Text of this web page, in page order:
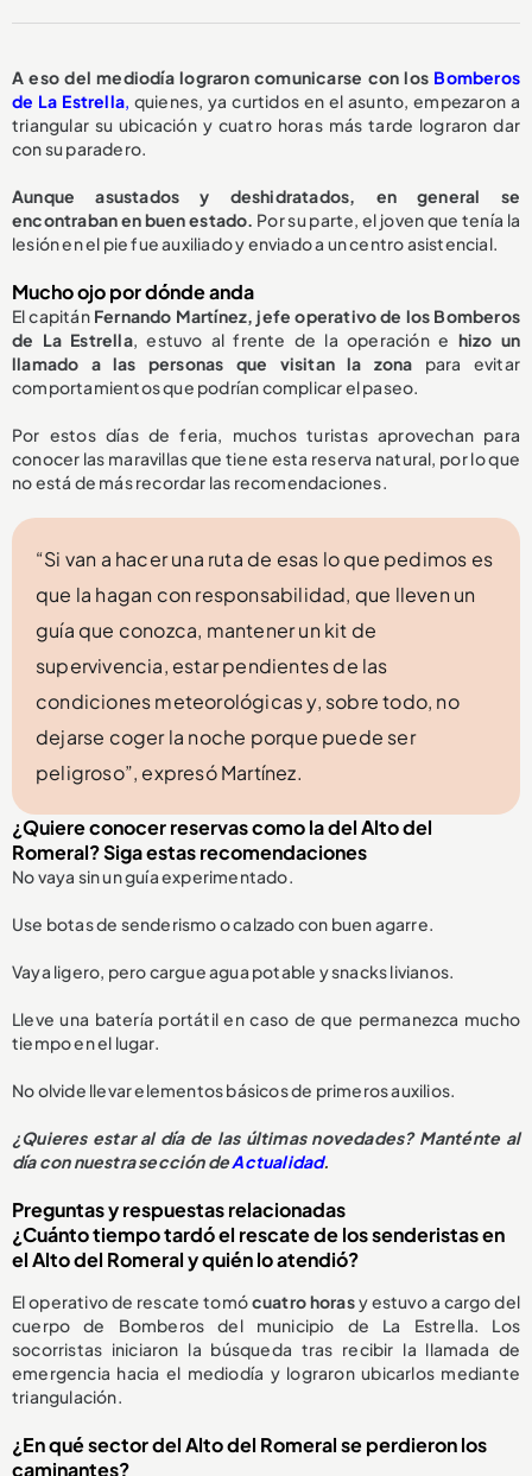
A eso del mediodía lograron comunicarse con los Bomberos
de La Estrella, quienes, ya curtidos en el asunto, empezaron a
triangular su ubicación y cuatro horas más tarde lograron dar
con su paradero.
Aunque asustados y deshidratados, en general se
encontraban en buen estado. Por su parte, el joven que tenía la
lesión en el pie fue auxiliado y enviado a un centro asistencial.
Mucho ojo por dónde anda
El capitánFernando Martínez, jefe operativo de los Bomberos
de La Estrella, estuvo al frente de la operación e hizo un
llamado a las personas que visitan la zona para evitar
comportamientos que podrían complicar el paseo.
Por estos días de feria, muchos turistas aprovechan para
conocer las maravillas que tiene esta reserva natural, por lo que
no está de más recordar las recomendaciones.
“Si van a hacer una ruta de esas lo que pedimos es
que la hagan con responsabilidad, que lleven un
guía que conozca, mantener un kit de
supervivencia, estar pendientes de las
condiciones meteorológicas y, sobre todo, no
dejarse coger la noche porque puede ser
peligroso”, expresó Martínez.
¿Quiere conocer reservas como la del Alto del
Romeral? Siga estas recomendaciones
No vaya sin un guía experimentado.
Use botas de senderismo o calzado con buen agarre.
Vaya ligero, pero cargue agua potable y snacks livianos.
Lleve una batería portátil en caso de que permanezca mucho
tiempo en el lugar.
No olvide llevar elementos básicos de primeros auxilios.
¿Quieres estar al día de las últimas novedades? Manténte al
día con nuestra sección deActualidad.
Preguntas y respuestas relacionadas
¿Cuánto tiempo tardó el rescate de los senderistas en
el Alto del Romeral y quién lo atendió?
El operativo de rescate tomócuatro horasy estuvo a cargo del
cuerpo de Bomberos del municipio de La Estrella. Los
socorristas iniciaron la búsqueda tras recibir la llamada de
emergencia hacia el mediodía y lograron ubicarlos mediante
triangulación.
¿En qué sector del Alto del Romeral se perdieron los
caminantes?